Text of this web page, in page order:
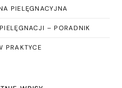
PIELĘGNACYJNA
– PORADNIK
PRAKTYCE